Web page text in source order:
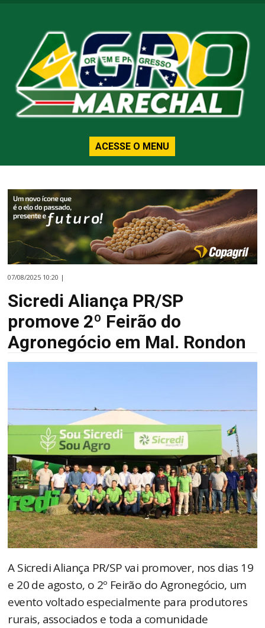
ACESSE O MENU
07/08/2025 10:20 |
Sicredi Aliança PR/SP
promove 2º Feirão do
Agronegócio em Mal. Rondon
A Sicredi Aliança PR/SP vai promover, nos dias 19
e 20 de agosto, o 2º Feirão do Agronegócio, um
evento voltado especialmente para produtores
rurais, associados e toda a comunidade